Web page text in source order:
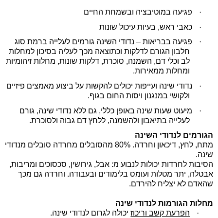
·
פגיעה במוטיבציה ובשמחת החיים
·
כאבי ראש, בעיות עיכול שונות
·
פגיעה בבריאות – נדודי השינה גורמים לעלייה ברמת סוג
חלבון הגורם לדלקות וכתוצאה מכך לעליה בסיכון למחלות
לב וכלי דם, השמנה, סוכרת, דלקות שונות, מחלות זיהומיות
ומחלות ממאירות.
·
נדודי שינה ועייפות יכולים להקשות על ביצוע מאמצים פיזיים
ולקושי במנגנון ויסות החום בגוף.
·
מיעוט שעות שינה באופן כללי, גם ללא נדודי שינה, גורם
לעלייה בתיאבון ולהשמנה, ללחץ דם גבוה ולסוכרת.
הגורמים לנדודי השינה
מתח, לחץ, דיכאון וחרדה. 80% מהסובלים מחרדה סובלים מנדודי
שינה.
הסיבות לחרדות יכולות לנבוע מ: אבל, גירושין, סכסוכים ומריבות,
אבטלה, יתר מטלות ועומס בלימודים ובעבודה. וחרדה גם מכך
שהאדם לא יצליח להירדם.
מחלות הגורמות לנדודי שינה
·
הפרעת קשב וריכוזיכולה לגרום לנדודי שינה.